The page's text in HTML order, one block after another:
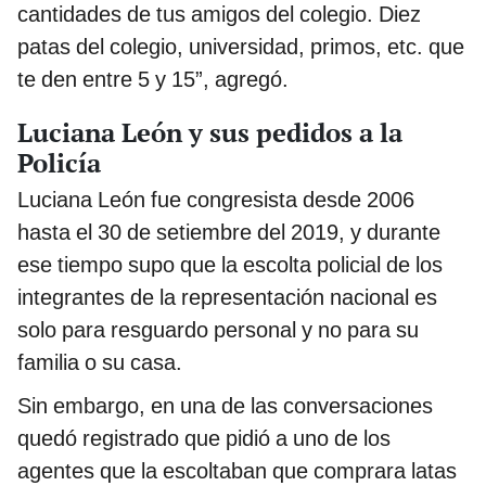
cantidades de tus amigos del colegio. Diez
patas del colegio, universidad, primos, etc. que
te den entre 5 y 15”, agregó.
Luciana León y sus pedidos a la
Policía
Luciana León fue congresista desde 2006
hasta el 30 de setiembre del 2019, y durante
ese tiempo supo que la escolta policial de los
integrantes de la representación nacional es
solo para resguardo personal y no para su
familia o su casa.
Sin embargo, en una de las conversaciones
quedó registrado que pidió a uno de los
agentes que la escoltaban que comprara latas